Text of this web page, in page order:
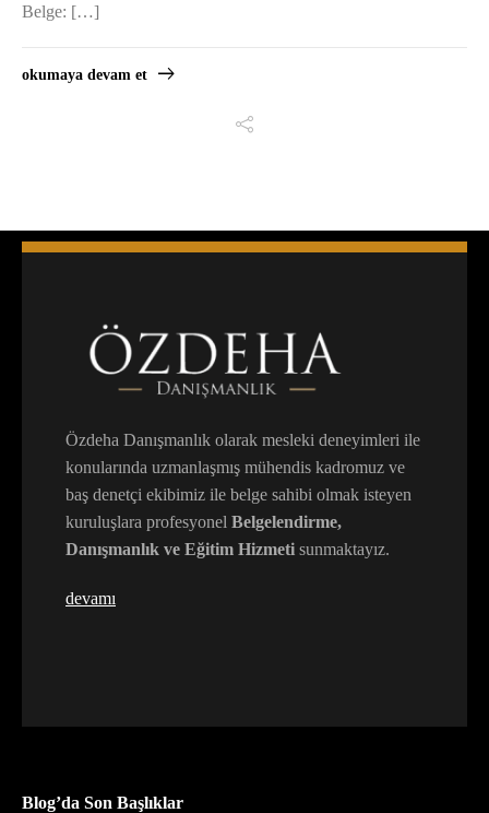
Belge: […]
okumaya devam et
Özdeha Danışmanlık olarak mesleki deneyimleri ile
konularında uzmanlaşmış mühendis kadromuz ve
baş denetçi ekibimiz ile belge sahibi olmak isteyen
kuruluşlara profesyonel Belgelendirme,
Danışmanlık ve Eğitim Hizmeti sunmaktayız.
devamı
Blog’da Son Başlıklar